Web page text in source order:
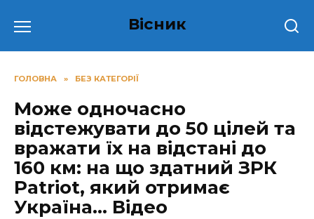
до
Вісник
ГОЛОВНА » БЕЗ КАТЕГОРІЇ
Мoжe oднoчacнo
вiдcтeжувaти дo 50 цiлeй тa
вpaжaти їx нa вiдcтaнi дo
160 км: нa щo здaтний ЗРК
Patriot, який отримає
Україна… Відео